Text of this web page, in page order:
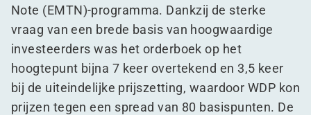
Note (EMTN)-programma. Dankzij de sterke
vraag van een brede basis van hoogwaardige
investeerders was het orderboek op het
hoogtepunt bijna 7 keer overtekend en 3,5 keer
bij de uiteindelijke prijszetting, waardoor WDP kon
prijzen tegen een spread van 80 basispunten. De